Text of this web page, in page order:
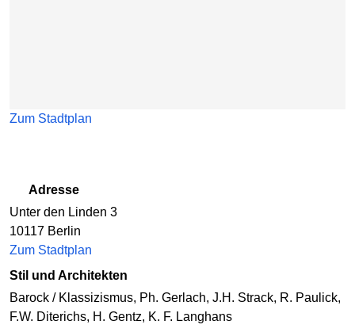
Zum Stadtplan
Adresse
Unter den Linden 3
10117 Berlin
Zum Stadtplan
Stil und Architekten
Barock / Klassizismus, Ph. Gerlach, J.H. Strack, R. Paulick,
F.W. Diterichs, H. Gentz, K. F. Langhans